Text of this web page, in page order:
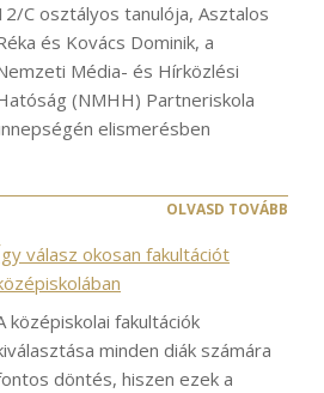
C osztályos tanulója, Asztalos
és Kovács Dominik, a
Média- és Hírközlési
(NMHH) Partneriskola
elismerésben
OLVASD TOVÁBB
válasz okosan fakultációt
középiskolai fakultációk
minden diák számára
döntés, hiszen ezek a